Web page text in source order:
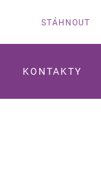
STÁHNOUT
KONTAKTY